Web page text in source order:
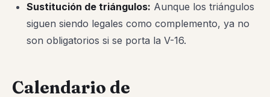
Sustitución de triángulos: Aunque los triángulos
siguen siendo legales como complemento, ya no
son obligatorios si se porta la V-16.
Calendario de